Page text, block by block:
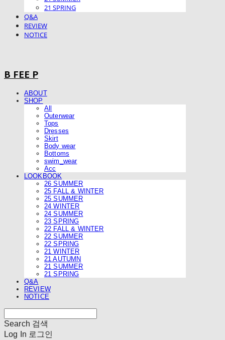
21 SPRING
Q&A
REVIEW
NOTICE
B FEE P
ABOUT
SHOP
All
Outerwear
Tops
Dresses
Skirt
Body wear
Bottoms
swim_wear
Acc
LOOKBOOK
26 SUMMER
25 FALL & WINTER
25 SUMMER
24 WINTER
24 SUMMER
23 SPRING
22 FALL & WINTER
22 SUMMER
22 SPRING
21 WINTER
21 AUTUMN
21 SUMMER
21 SPRING
Q&A
REVIEW
NOTICE
Search 검색
Log In 로그인